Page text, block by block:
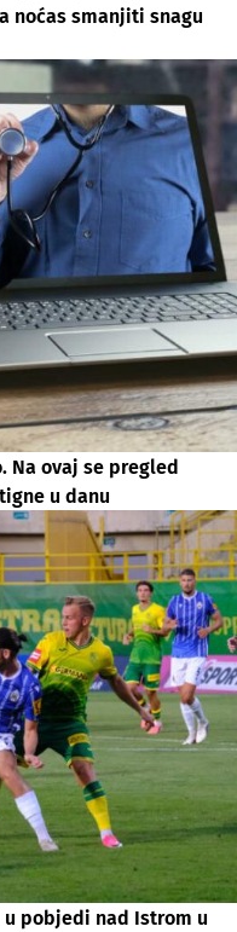
noćas smanjiti snagu
Na ovaj se pregled
u danu
u pobjedi nad Istrom u